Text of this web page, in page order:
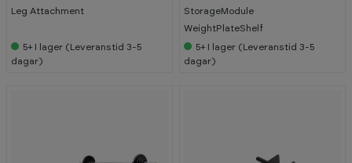
Leg Attachment
5+
I lager (Leveranstid 3-5
dagar)
StorageModule
WeightPlateShelf
5+
I lager (Leveranstid 3-5
dagar)